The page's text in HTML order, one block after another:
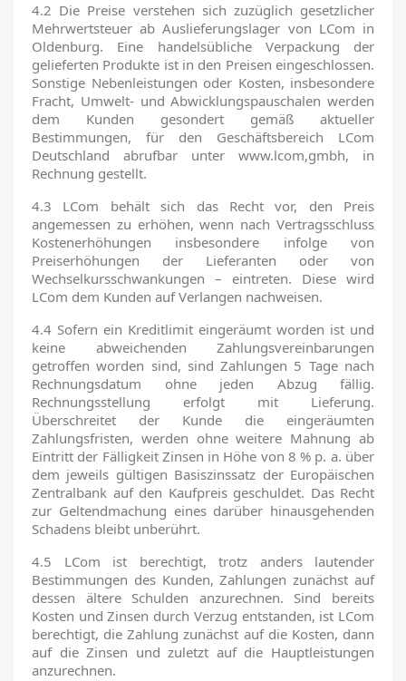
4.2 Die Preise verstehen sich zuzüglich gesetzlicher
Mehrwertsteuer ab Auslieferungslager von LCom in
Oldenburg. Eine handelsübliche Verpackung der
gelieferten Produkte ist in den Preisen eingeschlossen.
Sonstige Nebenleistungen oder Kosten, insbesondere
Fracht, Umwelt- und Abwicklungspauschalen werden
dem Kunden gesondert gemäß aktueller
Bestimmungen, für den Geschäftsbereich LCom
Deutschland abrufbar unter www.lcom,gmbh, in
Rechnung gestellt.
4.3 LCom behält sich das Recht vor, den Preis
angemessen zu erhöhen, wenn nach Vertragsschluss
Kostenerhöhungen insbesondere infolge von
Preiserhöhungen der Lieferanten oder von
Wechselkursschwankungen – eintreten. Diese wird
LCom dem Kunden auf Verlangen nachweisen.
4.4 Sofern ein Kreditlimit eingeräumt worden ist und
keine abweichenden Zahlungsvereinbarungen
getroffen worden sind, sind Zahlungen 5 Tage nach
Rechnungsdatum ohne jeden Abzug fällig.
Rechnungsstellung erfolgt mit Lieferung.
Überschreitet der Kunde die eingeräumten
Zahlungsfristen, werden ohne weitere Mahnung ab
Eintritt der Fälligkeit Zinsen in Höhe von 8 % p. a. über
dem jeweils gültigen Basiszinssatz der Europäischen
Zentralbank auf den Kaufpreis geschuldet. Das Recht
zur Geltendmachung eines darüber hinausgehenden
Schadens bleibt unberührt.
4.5 LCom ist berechtigt, trotz anders lautender
Bestimmungen des Kunden, Zahlungen zunächst auf
dessen ältere Schulden anzurechnen. Sind bereits
Kosten und Zinsen durch Verzug entstanden, ist LCom
berechtigt, die Zahlung zunächst auf die Kosten, dann
auf die Zinsen und zuletzt auf die Hauptleistungen
anzurechnen.